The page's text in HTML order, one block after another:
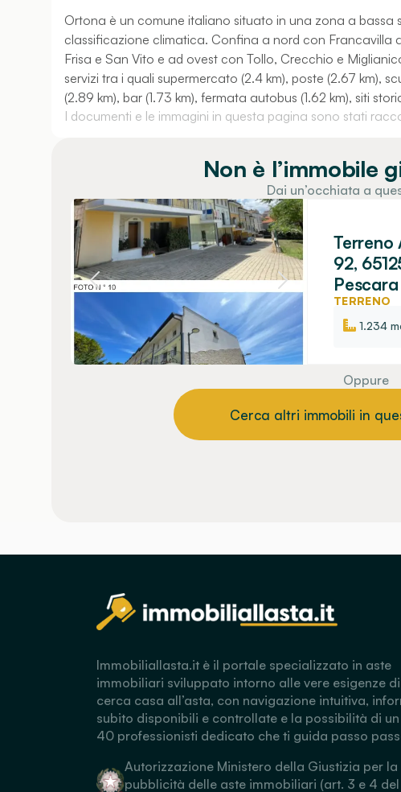
Ortona è un comune italiano situato in una zona a
classificazione climatica. Confina a nord con Francavilla
Frisa e San Vito e ad ovest con Tollo, Crecchio e
servizi tra i quali supermercato (2.4 km), poste (2.67 km),
(2.89 km), bar (1.73 km), fermata autobus (1.62 km), siti
I documenti e le immagini in questa pagina sono stati
Non è l’immobile
Dai un’occhiata a
Terreno
92,
Pescara
TERRENO
1.234
Oppure
Cerca altri immobili in
Immobiliallasta.it è il portale specializzato in aste
immobiliari sviluppato intorno alle vere esigenze
cerca casa all’asta, con navigazione intuitiva,
subito disponibili e controllate e la possibilità di
40 professionisti dedicato che ti guida passo
Autorizzazione Ministero della Giustizia per la
pubblicità delle aste immobiliari (art. 3 e 4 del